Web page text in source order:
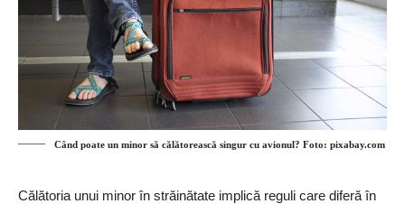
Când poate un minor să călătorească singur cu avionul? Foto: pixabay.com
Călătoria unui minor în străinătate implică reguli care diferă în